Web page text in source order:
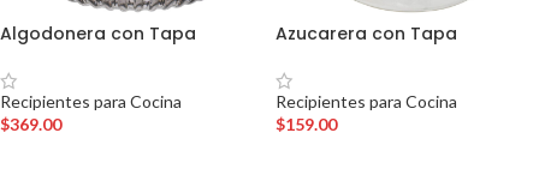
Algodonera con Tapa
Recipientes para Cocina
$369.00
Azucarera con Tapa
Recipientes para Cocina
$159.00